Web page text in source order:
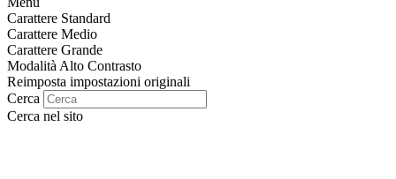
Carattere Standard
Carattere Medio
Carattere Grande
Modalità Alto Contrasto
Reimposta impostazioni originali
Cerca
Cerca nel sito